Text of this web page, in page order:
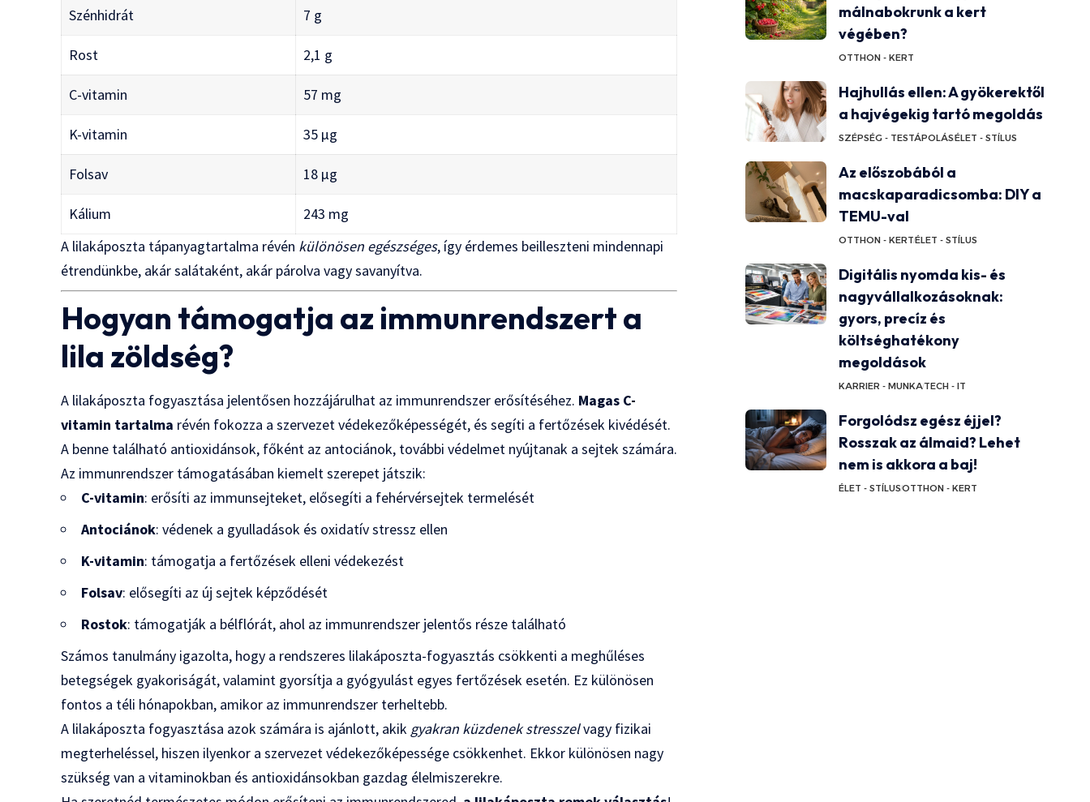
Szénhidrát 7 g
Rost 2,1 g
C-vitamin 57 mg
K-vitamin 35 μg
Folsav 18 μg
Kálium
243 mg
A lilakáposzta tápanyagtartalma révén különösen egészséges, így érdemes beilleszteni mindennapi
étrendünkbe, akár salátaként, akár párolva vagy savanyítva.
Hogyan támogatja az immunrendszert a
lila zöldség?
A lilakáposzta fogyasztása jelentősen hozzájárulhat az immunrendszer erősítéséhez. Magas C-
vitamin tartalma révén fokozza a szervezet védekezőképességét, és segíti a fertőzések kivédését.
A benne található antioxidánsok, főként az antociánok, további védelmet nyújtanak a sejtek számára.
Az immunrendszer támogatásában kiemelt szerepet játszik:
C-vitamin: erősíti az immunsejteket, elősegíti a fehérvérsejtek termelését
Antociánok: védenek a gyulladások és oxidatív stressz ellen
K-vitamin: támogatja a fertőzések elleni védekezést
Folsav: elősegíti az új sejtek képződését
Rostok: támogatják a bélflórát, ahol az immunrendszer jelentős része található
Számos tanulmány igazolta, hogy a rendszeres lilakáposzta-fogyasztás csökkenti a meghűléses
betegségek gyakoriságát, valamint gyorsítja a gyógyulást egyes fertőzések esetén. Ez különösen
fontos a téli hónapokban, amikor az immunrendszer terheltebb.
A lilakáposzta fogyasztása azok számára is ajánlott, akik gyakran küzdenek stresszelvagy fizikai
megterheléssel, hiszen ilyenkor a szervezet védekezőképessége csökkenhet. Ekkor különösen nagy
szükség van a vitaminokban és antioxidánsokban gazdag élelmiszerekre.
málnabokrunk a kert
végében?
OTTHON - KERT
Hajhullás ellen: A gyökerektől
a hajvégekig tartó megoldás
SZÉPSÉG - TESTÁPOLÁSÉLET - STÍLUS
Az előszobából a
macskaparadicsomba: DIY a
TEMU-val
OTTHON - KERTÉLET - STÍLUS
Digitális nyomda kis- és
nagyvállalkozásoknak:
gyors, precíz és
költséghatékony
megoldások
KARRIER - MUNKATECH - IT
Forgolódsz egész éjjel?
Rosszak az álmaid? Lehet
nem is akkora a baj!
ÉLET - STÍLUSOTTHON - KERT